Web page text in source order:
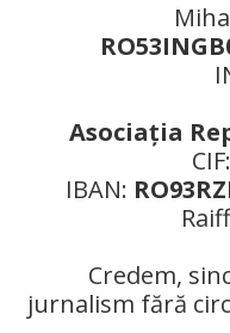
Asociaţia
IBAN:
Credem,
jurnalism fără